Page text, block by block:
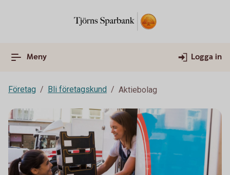
Meny Logga in
Företag Bli företagskund Aktiebolag